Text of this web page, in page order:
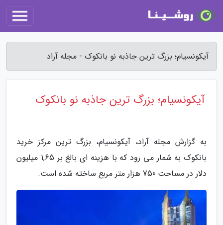
آیکونسیام؛ بزرگ ترین جاذبه نو بانکوک - مجله آراد
آیکونسیام؛ بزرگ ترین جاذبه نو بانکوک
به گزارش مجله آراد، آیکونسیام، بزرگ ترین مرکز خرید
بانکوک به شمار می رود که با هزینه ای بالغ بر 1,65 میلیون
دلار در مساحت 750 هزار متر مربع ساخته شده است.